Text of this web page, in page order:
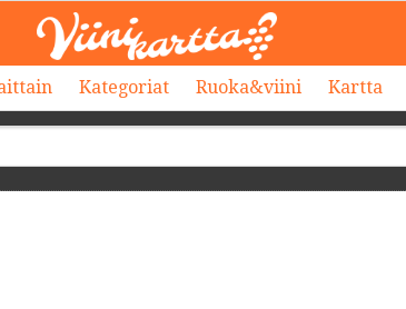
Kategoriat Ruoka&viini Kartta